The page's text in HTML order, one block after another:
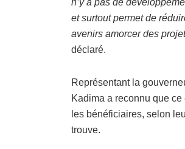
et surtout permet de
avenirs amorcer des
déclaré.
Représentant la
Kadima a reconnu que
les bénéficiaires, selon
trouve.